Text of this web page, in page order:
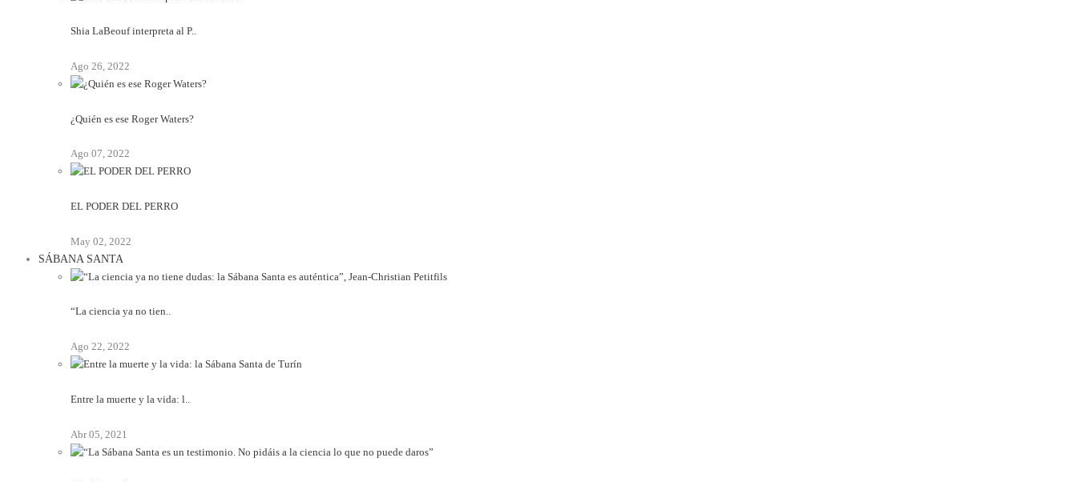
Shia LaBeouf interpreta al P..
Ago 26, 2022
¿Quién es ese Roger Waters?
Ago 07, 2022
EL PODER DEL PERRO
May 02, 2022
SÁBANA SANTA
“La ciencia ya no tien..
Ago 22, 2022
Entre la muerte y la vida: l..
Abr 05, 2021